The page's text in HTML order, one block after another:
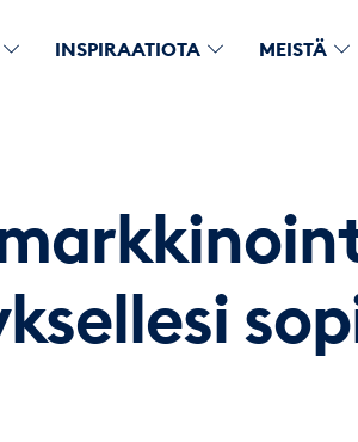
INSPIRAATIOTA MEISTÄ